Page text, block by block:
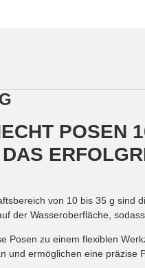
POSEN
von 10 bis 35 g
der Wasseroberfläche,
Posen zu einem flexiblen
und ermöglichen eine präzise